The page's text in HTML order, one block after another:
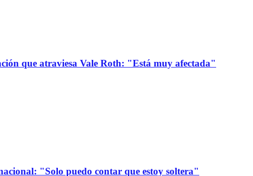
que atraviesa Vale Roth: "Está muy afectada"
"Solo puedo contar que estoy soltera"